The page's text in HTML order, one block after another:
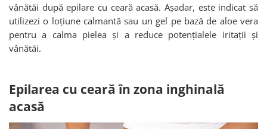
vânătăi după epilare cu ceară acasă. Așadar, este indicat să
utilizezi o loțiune calmantă sau un gel pe bază de aloe vera
pentru a calma pielea și a reduce potențialele iritații și
vânătăi.
Epilarea cu ceară în zona inghinală
acasă